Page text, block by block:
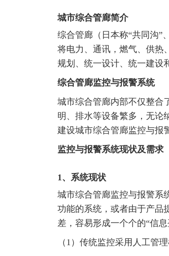
城市综合管廊简介
综合管廊（日本称“共同沟”
将电力、通讯，燃气、供热
规划、统一设计、统一建设
综合管廊监控与报警系统
城市综合管廊内部不仅整合
明、排水等设备繁多，无论
建设城市综合管廊监控与报
监控与报警系统现状及需求
1、系统现状
城市综合管廊监控与报警系
功能的系统，或者由于产品
差，容易形成一个个的“信息
（1）传统监控采用人工管